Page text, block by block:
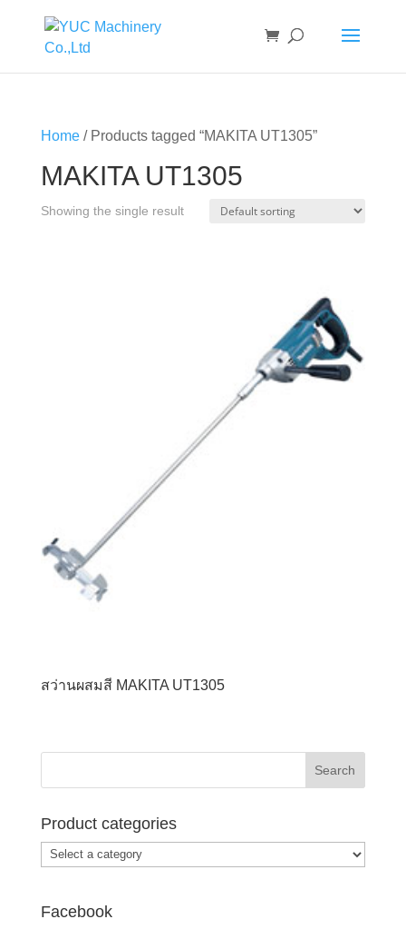
Home/ Products tagged “MAKITA UT1305”
MAKITA UT1305
Showing the single result
สว่านผสมสี MAKITA UT1305
Product categories
Facebook